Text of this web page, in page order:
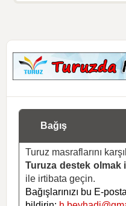
Bağış
Turuz masraflarını
Turuza destek olmak
ile irtibata geçin.
Bağışlarınızı bu E-